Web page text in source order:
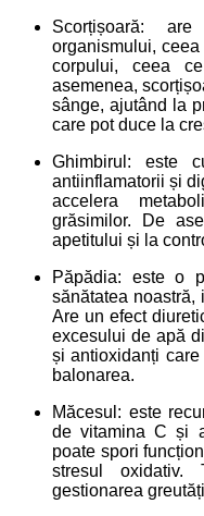
Scorțișoară:
organismului,
corpului, ceea
asemenea,
sânge, ajutând la
care pot duce la
Ghimbirul: este
antiinflamatorii și
accelera
grăsimilor. De
apetitului și la
Păpădia: este o
sănătatea
Are un efect
excesului de apă
și antioxidanți
balonarea.
Măcesul: este
de vitamina C și
poate spori
stresul oxidativ.
gestionarea